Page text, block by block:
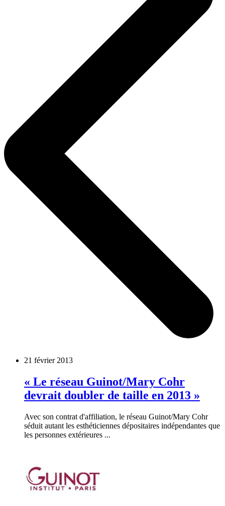
21 février 2013
« Le réseau Guinot/Mary Cohr
devrait doubler de taille en 2013 »
Avec son contrat d'affiliation, le réseau Guinot/Mary Cohr
séduit autant les esthéticiennes dépositaires indépendantes que
les personnes extérieures ...